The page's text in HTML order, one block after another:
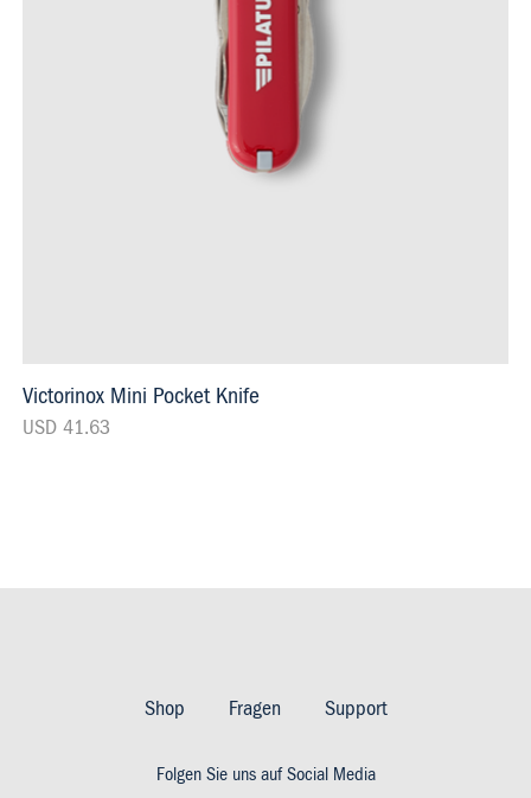
Victorinox Mini Pocket Knife
USD 41.63
Shop Fragen Support
Folgen Sie uns auf Social Media